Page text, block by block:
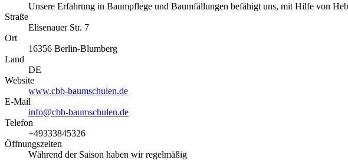
Unsere Erfahrung in Baumpflege und Baumfällungen befähigt uns, mit Hilfe von
Straße
Elisenauer Str. 7
Ort
16356 Berlin-Blumberg
Land
DE
Website
www.cbb-baumschulen.de
E-Mail
info@cbb-baumschulen.de
Telefon
+49333845326
Öffnungszeiten
Während der Saison haben wir regelmäßig